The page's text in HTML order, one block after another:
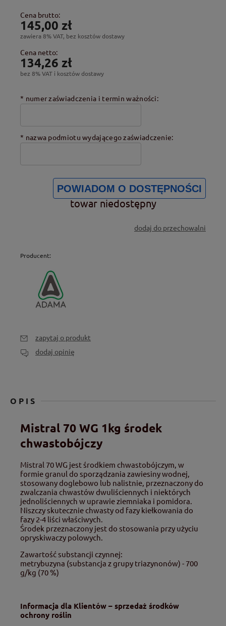
Cena brutto:
145,00 zł
zawiera 8% VAT, bez kosztów dostawy
Cena netto:
134,26 zł
bez 8% VAT i kosztów dostawy
* numer zaświadczenia i termin ważności:
* nazwa podmiotu wydającego zaświadczenie:
POWIADOM O DOSTĘPNOŚCI
towar niedostępny
dodaj do przechowalni
Producent:
zapytaj o produkt
dodaj opinię
OPIS
Mistral 70 WG 1kg środek
chwastobójczy
Mistral 70 WG jest środkiem chwastobójczym, w
formie granul do sporządzania zawiesiny wodnej,
stosowany doglebowo lub nalistnie, przeznaczony do
zwalczania chwastów dwuliściennych i niektórych
jednoliściennych w uprawie ziemniaka i pomidora.
Niszczy skutecznie chwasty od fazy kiełkowania do
fazy 2-4 liści właściwych.
Środek przeznaczony jest do stosowania przy użyciu
opryskiwaczy polowych.
Zawartość substancji czynnej:
metrybuzyna (substancja z grupy triazynonów) - 700
g/kg (70 %)
Informacja dla Klientów – sprzedaż środków
ochrony roślin